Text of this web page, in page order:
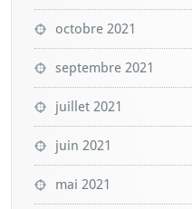
octobre 2021
septembre 2021
juillet 2021
juin 2021
mai 2021